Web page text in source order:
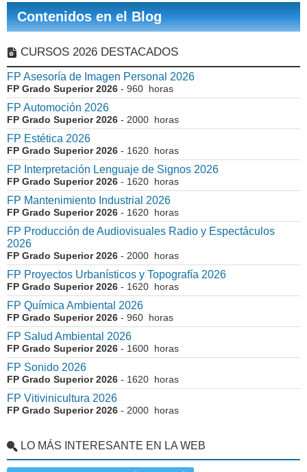
Contenidos en el Blog
CURSOS 2026 DESTACADOS
FP Asesoría de Imagen Personal 2026
FP Grado Superior 2026 - 960 horas
FP Automoción 2026
FP Grado Superior 2026 - 2000 horas
FP Estética 2026
FP Grado Superior 2026 - 1620 horas
FP Interpretación Lenguaje de Signos 2026
FP Grado Superior 2026 - 1620 horas
FP Mantenimiento Industrial 2026
FP Grado Superior 2026 - 1620 horas
FP Producción de Audiovisuales Radio y Espectáculos
2026
FP Grado Superior 2026 - 2000 horas
FP Proyectos Urbanísticos y Topografía 2026
FP Grado Superior 2026 - 1620 horas
FP Química Ambiental 2026
FP Grado Superior 2026 - 960 horas
FP Salud Ambiental 2026
FP Grado Superior 2026 - 1600 horas
FP Sonido 2026
FP Grado Superior 2026 - 1620 horas
FP Vitivinicultura 2026
FP Grado Superior 2026 - 2000 horas
LO MÁS INTERESANTE EN LA WEB